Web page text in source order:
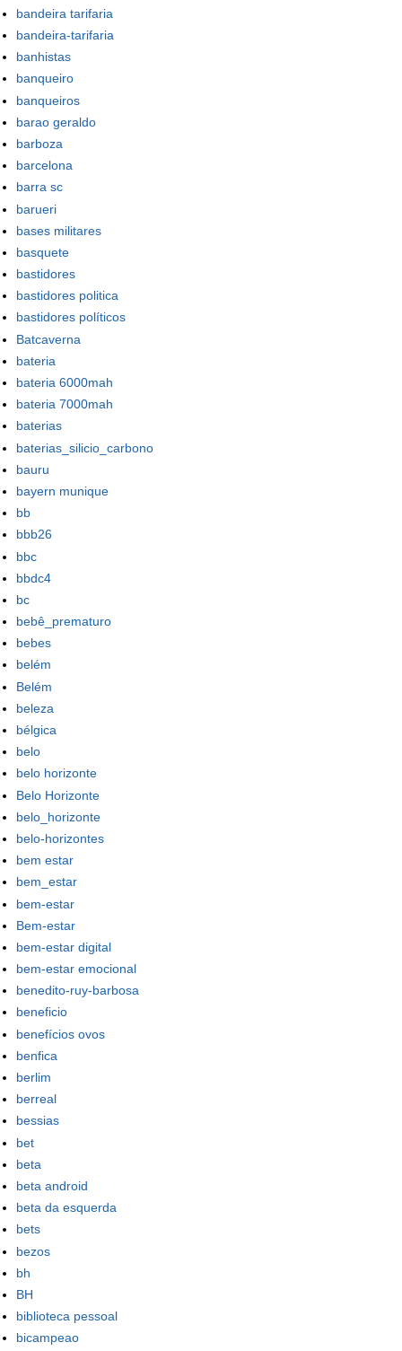
bandeira tarifaria
bandeira-tarifaria
banhistas
banqueiro
banqueiros
barao geraldo
barboza
barcelona
barra sc
barueri
bases militares
basquete
bastidores
bastidores politica
bastidores políticos
Batcaverna
bateria
bateria 6000mah
bateria 7000mah
baterias
baterias_silicio_carbono
bauru
bayern munique
bb
bbb26
bbc
bbdc4
bc
bebê_prematuro
bebes
belém
Belém
beleza
bélgica
belo
belo horizonte
Belo Horizonte
belo_horizonte
belo-horizontes
bem estar
bem_estar
bem-estar
Bem-estar
bem-estar digital
bem-estar emocional
benedito-ruy-barbosa
beneficio
benefícios ovos
benfica
berlim
berreal
bessias
bet
beta
beta android
beta da esquerda
bets
bezos
bh
BH
biblioteca pessoal
bicampeao